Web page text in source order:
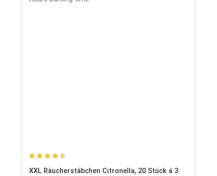
Durchschnittliche Bewertung von 4.62 von 5 Sternen
XXL Räucherstäbchen Citronella, 20 Stück á 3